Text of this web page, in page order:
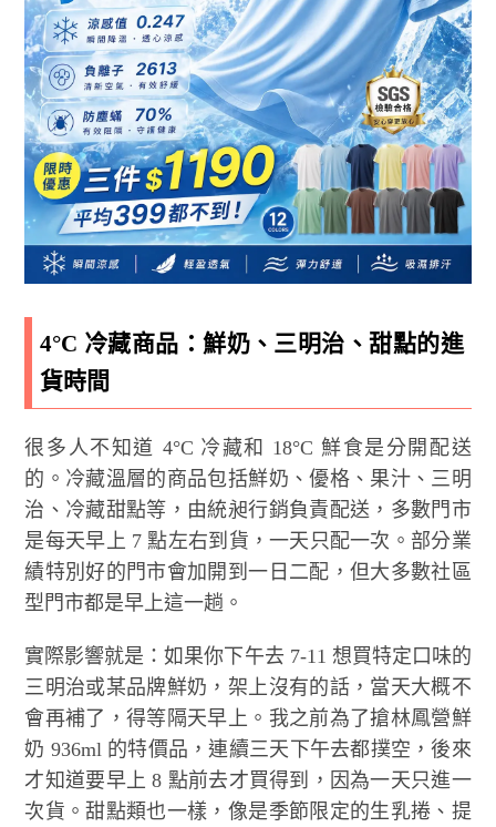
4°C 冷藏商品：鮮奶、三明治、甜點的進
貨時間
很多人不知道 4°C 冷藏和 18°C 鮮食是分開配送
的。冷藏溫層的商品包括鮮奶、優格、果汁、三明
治、冷藏甜點等，由統昶行銷負責配送，多數門市
是每天早上 7 點左右到貨，一天只配一次。部分業
績特別好的門市會加開到一日二配，但大多數社區
型門市都是早上這一趟。
實際影響就是：如果你下午去 7-11 想買特定口味的
三明治或某品牌鮮奶，架上沒有的話，當天大概不
會再補了，得等隔天早上。我之前為了搶林鳳營鮮
奶 936ml 的特價品，連續三天下午去都撲空，後來
才知道要早上 8 點前去才買得到，因為一天只進一
次貨。甜點類也一樣，像是季節限定的生乳捲、提